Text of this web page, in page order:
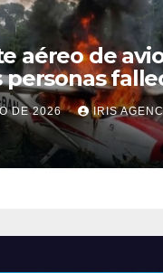
aéreo de
personas
de Morona
DE 2026 IRIS